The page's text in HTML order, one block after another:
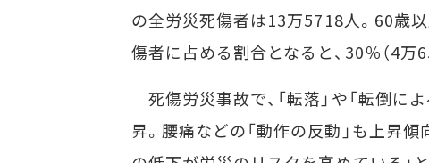
の全労災死傷者は13万5718人。60歳
傷者に占める割合となると、30％（4万
死傷労災事故で、「転落」や「転倒に
昇。腰痛などの「動作の反動」も上昇